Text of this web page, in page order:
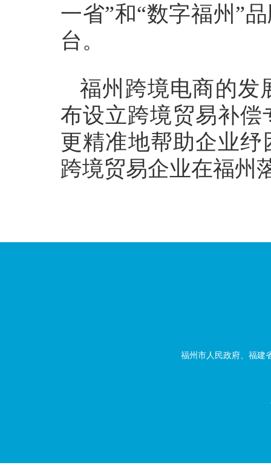
一省”和“数字福州”
台。
福州跨境电商的发
布设立跨境贸易补偿
更精准地帮助企业纾
跨境贸易企业在福州
福州市人民政府、福建